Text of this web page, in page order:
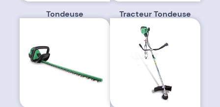
Tondeuse Tracteur Tondeuse